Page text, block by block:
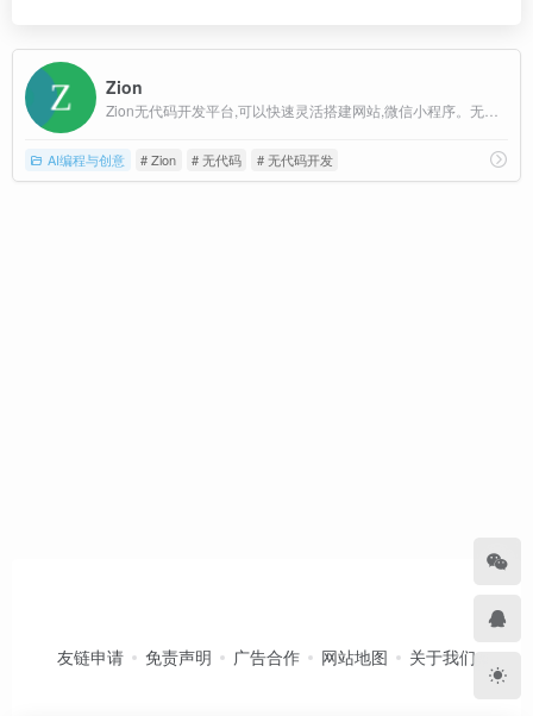
Zion
AI编程与创意 # Zion # 无代码 # 无代码开发
友链申请 免责声明 广告合作 网站地图 关于我们